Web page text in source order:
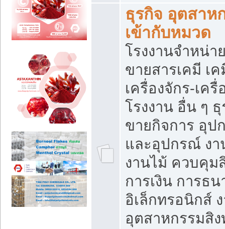
ธุรกิจ อุตสาห
เข้ากับหมวด
โรงงานจำหน่
ขายสารเคมี เ
เครื่องจักร-เค
โรงงาน อื่น ๆ
ขายกิจการ อุป
และอุปกรณ์ ง
งานไม้ ควบคุม
การเงิน การธ
อิเล็กทรอนิกส์
อุตสาหกรรมสิ